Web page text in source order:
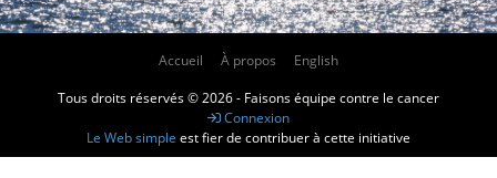
Tous droits réservés © 2026 - Faisons équipe contre le cancer
Connexion
Le Web simple est fier de contribuer à cette initiative
Accueil À propos English